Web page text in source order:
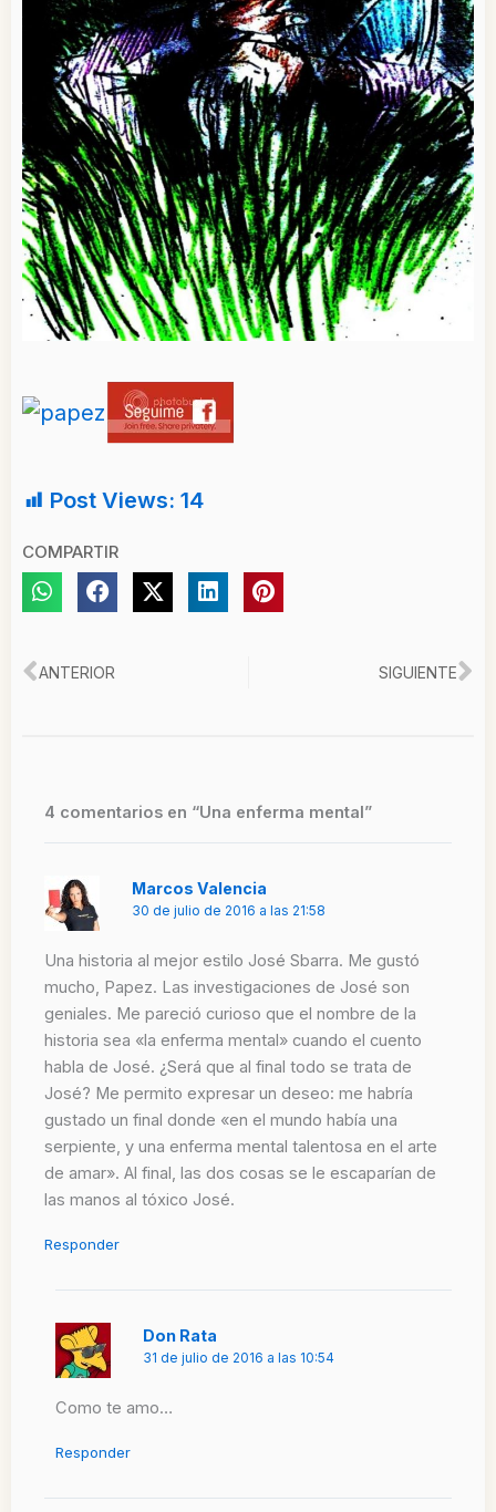
Post Views: 14
COMPARTIR
Ant
ANTERIOR SIGUIENTE
4 comentarios en “Una enferma mental”
Marcos Valencia
30 de julio de 2016 a las 21:58
Una historia al mejor estilo José Sbarra. Me gustó
mucho, Papez. Las investigaciones de José son
geniales. Me pareció curioso que el nombre de la
historia sea «la enferma mental» cuando el cuento
habla de José. ¿Será que al final todo se trata de
José? Me permito expresar un deseo: me habría
gustado un final donde «en el mundo había una
serpiente, y una enferma mental talentosa en el arte
de amar». Al final, las dos cosas se le escaparían de
las manos al tóxico José.
Responder
Don Rata
31 de julio de 2016 a las 10:54
Como te amo…
Responder